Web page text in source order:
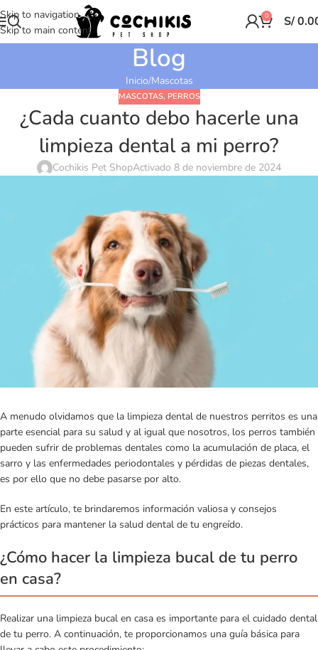
Skip to navigation
Skip to main content
0 S/
Blog
Inicio Mascotas
MASCOTAS, PERROS
¿Cada cuanto debo hacerle una
limpieza dental a mi perro?
Cochikis Pet ShopActivado 8 de noviembre de 2024
A menudo olvidamos que la limpieza dental de nuestros perritos es una
parte esencial para su salud y al igual que nosotros, los perros también
pueden sufrir de problemas dentales como la acumulación de placa, el
sarro y las enfermedades periodontales y pérdidas de piezas dentales,
es por ello que no debe pasarse por alto.
En este artículo, te brindaremos información valiosa y consejos
prácticos para mantener la salud dental de tu engreído.
¿Cómo hacer la limpieza bucal de tu perro
en casa?
Realizar una limpieza bucal en casa es importante para el cuidado dental
de tu perro. A continuación, te proporcionamos una guía básica para